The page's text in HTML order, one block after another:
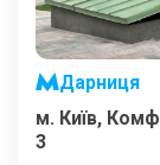
Дарниця
м. Київ,
3